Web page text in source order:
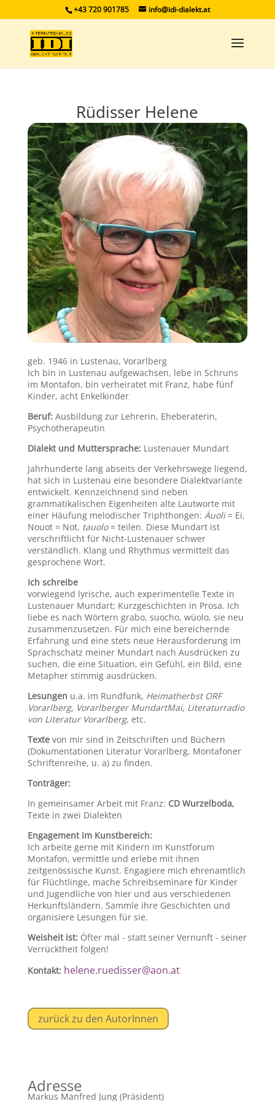
+43 720 901785 info@idi-dialekt.at
geb. 1946 in Lustenau, Vorarlberg
Ich bin in Lustenau aufgewachsen, lebe in Schruns
im Montafon, bin verheiratet mit Franz, habe fünf
Kinder, acht Enkelkinder
Beruf: Ausbildung zur Lehrerin, Eheberaterin,
Psychotherapeutin
Dialekt und Muttersprache:Lustenauer Mundart
Jahrhunderte lang abseits der Verkehrswege liegend,
hat sich in Lustenau eine besondere Dialektvariante
entwickelt. Kennzeichnend sind neben
grammatikalischen Eigenheiten alte Lautworte mit
einer Häufung melodischer Triphthongen: Äuoli= Ei,
Nouot = Not, tauolo= teilen. Diese Mundart ist
verschriftlicht für Nicht-Lustenauer schwer
verständlich. Klang und Rhythmus vermittelt das
gesprochene Wort.
Ich schreibe
vorwiegend lyrische, auch experimentelle Texte in
Lustenauer Mundart; Kurzgeschichten in Prosa. Ich
liebe es nach Wörtern grabo, suocho, wüolo, sie neu
zusammenzusetzen. Für mich eine bereichernde
Erfahrung und eine stets neue Herausforderung im
Sprachschatz meiner Mundart nach Ausdrücken zu
suchen, die eine Situation, ein Gefühl, ein Bild, eine
Metapher stimmig ausdrücken.
Lesungen u.a. im Rundfunk, Heimatherbst ORF
Vorarlberg, Vorarlberger MundartMai, Literaturradio
von Literatur Vorarlberg, etc.
Textevon mir sind in Zeitschriften und Büchern
(Dokumentationen Literatur Vorarlberg, Montafoner
Schriftenreihe, u. a) zu finden.
Tonträger:
In gemeinsamer Arbeit mit Franz: CD Wurzelboda,
Texte in zwei Dialekten
Engagement im Kunstbereich:
Ich arbeite gerne mit Kindern im Kunstforum
Montafon, vermittle und erlebe mit ihnen
zeitgenössische Kunst. Engagiere mich ehrenamtlich
für Flüchtlinge, mache Schreibseminare für Kinder
und Jugendliche von hier und aus verschiedenen
Herkunftsländern. Sammle ihre Geschichten und
organisiere Lesungen für sie.
Weisheit ist:Öfter mal - statt seiner Vernunft - seiner
Verrücktheit folgen!
Kontakt: helene.ruedisser@aon.at
zurück zu den AutorInnen
Rüdisser Helene
Adresse
Markus Manfred Jung (Präsident)